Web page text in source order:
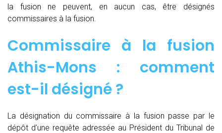
la fusion ne peuvent, en aucun cas, être désignés
commissaires à la fusion.
Commissaire à la fusion
Athis-Mons : comment
est-il désigné ?
La désignation du commissaire à la fusion passe par le
dépôt d’une requête adressée au Président du Tribunal de